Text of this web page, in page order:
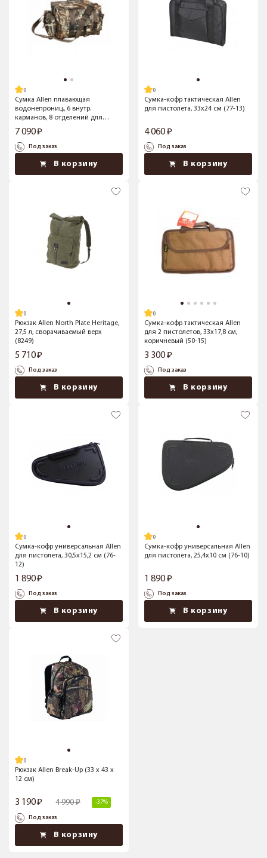
Сумка Allen плавающая
водонепрониц., 6 внутр.
карманов, 8 отделений для
манков (24595)
7 090
Под заказ
В корзину
Сумка-кофр тактическая Allen
для пистолета, 33x24 см (77-13)
4 060
Под заказ
В корзину
Рюкзак Allen North Plate Heritage,
27,5 л, сворачиваемый верх
(8249)
5 710
Под заказ
В корзину
Сумка-кофр тактическая Allen
для 2 пистолетов, 33x17,8 см,
коричневый (50-15)
3 300
Под заказ
В корзину
Сумка-кофр универсальная Allen
для пистолета, 30,5x15,2 см (76-
12)
1 890
Под заказ
В корзину
Сумка-кофр универсальная Allen
для пистолета, 25,4x10 см (76-10)
1 890
Под заказ
В корзину
Рюкзак Allen Break-Up (33 x 43 x
12 см)
3 190 4 990 -37%
Под заказ
В корзину